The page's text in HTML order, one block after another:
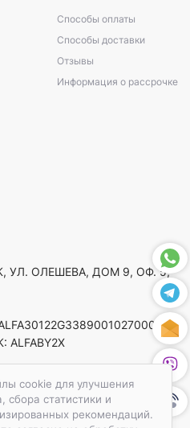
cookie для улучшения
сбора статистики и
рекомендаций.
Способы оплаты
Способы доставки
Отзывы
Информация о рассрочке
УЛ. ОЛЕШЕВА, ДОМ 9, ОФ. 5,
в
ALFABY2X
от 14.08.2025 Минский